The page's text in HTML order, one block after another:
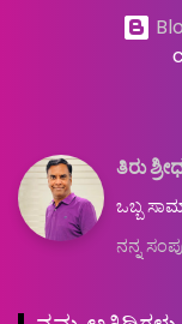
ತಿರು
ಒಬ್ಬ
ನನ್ನ